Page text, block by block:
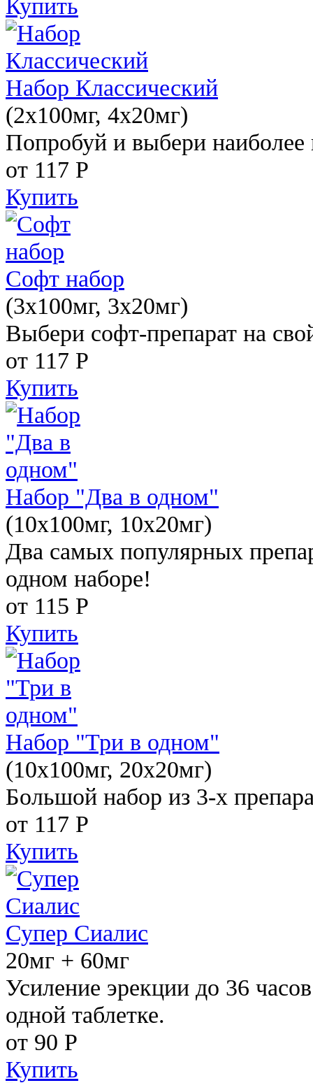
Набор Классический
(2x100мг, 4x20мг)
Попробуй и выбери наиболее
от 117 Р
Купить
Софт набор
(3x100мг, 3x20мг)
Выбери софт-препарат на
от 117 Р
Купить
Набор "Два в одном"
(10x100мг, 10x20мг)
Два самых популярных
одном наборе!
от 115 Р
Купить
Набор "Три в одном"
(10x100мг, 20x20мг)
Большой набор из 3-х
от 117 Р
Купить
Супер Сиалис
20мг + 60мг
Усиление эрекции до 36
одной таблетке.
от 90 Р
Купить